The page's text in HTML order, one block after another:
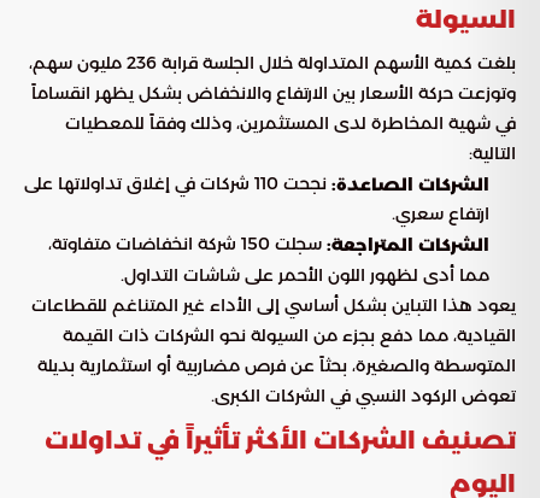
السيولة
بلغت كمية الأسهم المتداولة خلال الجلسة قرابة 236 مليون سهم،
وتوزعت حركة الأسعار بين الارتفاع والانخفاض بشكل يظهر انقساماً
في شهية المخاطرة لدى المستثمرين، وذلك وفقاً للمعطيات
التالية:
الشركات الصاعدة:
نجحت 110 شركات في إغلاق تداولاتها على
ارتفاع سعري.
الشركات المتراجعة:
سجلت 150 شركة انخفاضات متفاوتة،
مما أدى لظهور اللون الأحمر على شاشات التداول.
يعود هذا التباين بشكل أساسي إلى الأداء غير المتناغم للقطاعات
القيادية، مما دفع بجزء من السيولة نحو الشركات ذات القيمة
المتوسطة والصغيرة، بحثاً عن فرص مضاربية أو استثمارية بديلة
تعوض الركود النسبي في الشركات الكبرى.
تصنيف الشركات الأكثر تأثيراً في تداولات
اليوم